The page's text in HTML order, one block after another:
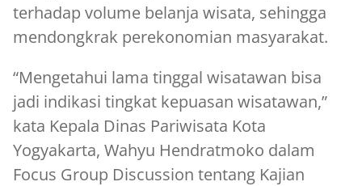
terhadap volume belanja wisata, sehingga
mendongkrak perekonomian masyarakat.
“Mengetahui lama tinggal wisatawan bisa
jadi indikasi tingkat kepuasan wisatawan,”
kata Kepala Dinas Pariwisata Kota
Yogyakarta, Wahyu Hendratmoko dalam
Focus Group Discussion tentang Kajian